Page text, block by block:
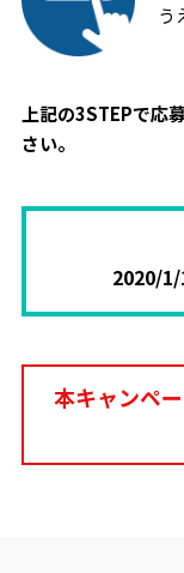
う
上記の3STEPで応
さい。
2020/
本キャンペ